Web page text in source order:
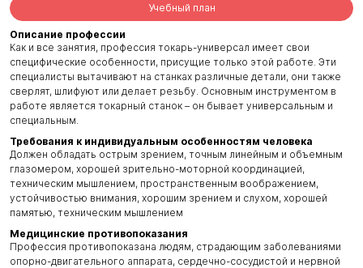
Учебный план
Описание профессии
Как и все занятия, профессия токарь-универсал имеет свои
специфические особенности, присущие только этой работе. Эти
специалисты вытачивают на станках различные детали, они также
сверлят, шлифуют или делает резьбу. Основным инструментом в
работе является токарный станок – он бывает универсальным и
специальным.
Требования к индивидуальным особенностям человека
Должен обладать острым зрением, точным линейным и объемным
глазомером, хорошей зрительно-моторной координацией,
техническим мышлением, пространственным воображением,
устойчивостью внимания, хорошим зрением и слухом, хорошей
памятью, техническим мышлением
Медицинские противопоказания
Профессия противопоказана людям, страдающим заболеваниями
опорно-двигательного аппарата, сердечно-сосудистой и нервной